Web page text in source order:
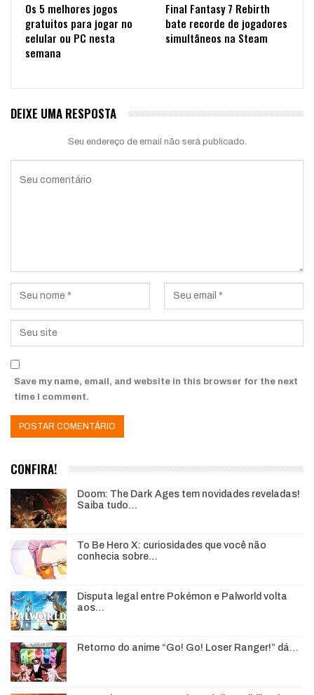
Os 5 melhores jogos
gratuitos para jogar no
celular ou PC nesta
semana
Final Fantasy 7 Rebirth
bate recorde de jogadores
simultâneos na Steam
DEIXE UMA RESPOSTA
Seu endereço de email não será publicado.
Save my name, email, and website in this browser for the next
time I comment.
CONFIRA!
Doom: The Dark Ages tem novidades reveladas!
Saiba tudo…
To Be Hero X: curiosidades que você não
conhecia sobre…
Disputa legal entre Pokémon e Palworld volta
aos…
Retorno do anime “Go! Go! Loser Ranger!” dá…